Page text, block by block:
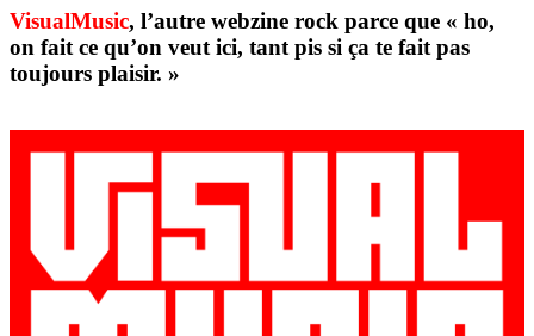
VisualMusic, l’autre webzine rock parce que « ho,
on fait ce qu’on veut ici, tant pis si ça te fait pas
toujours plaisir. »